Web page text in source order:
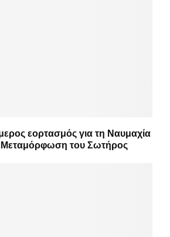
εορτασμός για τη Ναυμαχία
Μεταμόρφωση του Σωτήρος